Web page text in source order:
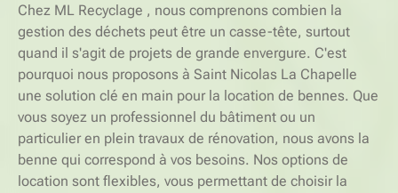
Chez ML Recyclage , nous comprenons combien la
gestion des déchets peut être un casse-tête, surtout
quand il s'agit de projets de grande envergure. C'est
pourquoi nous proposons à Saint Nicolas La Chapelle
une solution clé en main pour la location de bennes. Que
vous soyez un professionnel du bâtiment ou un
particulier en plein travaux de rénovation, nous avons la
benne qui correspond à vos besoins. Nos options de
location sont flexibles, vous permettant de choisir la